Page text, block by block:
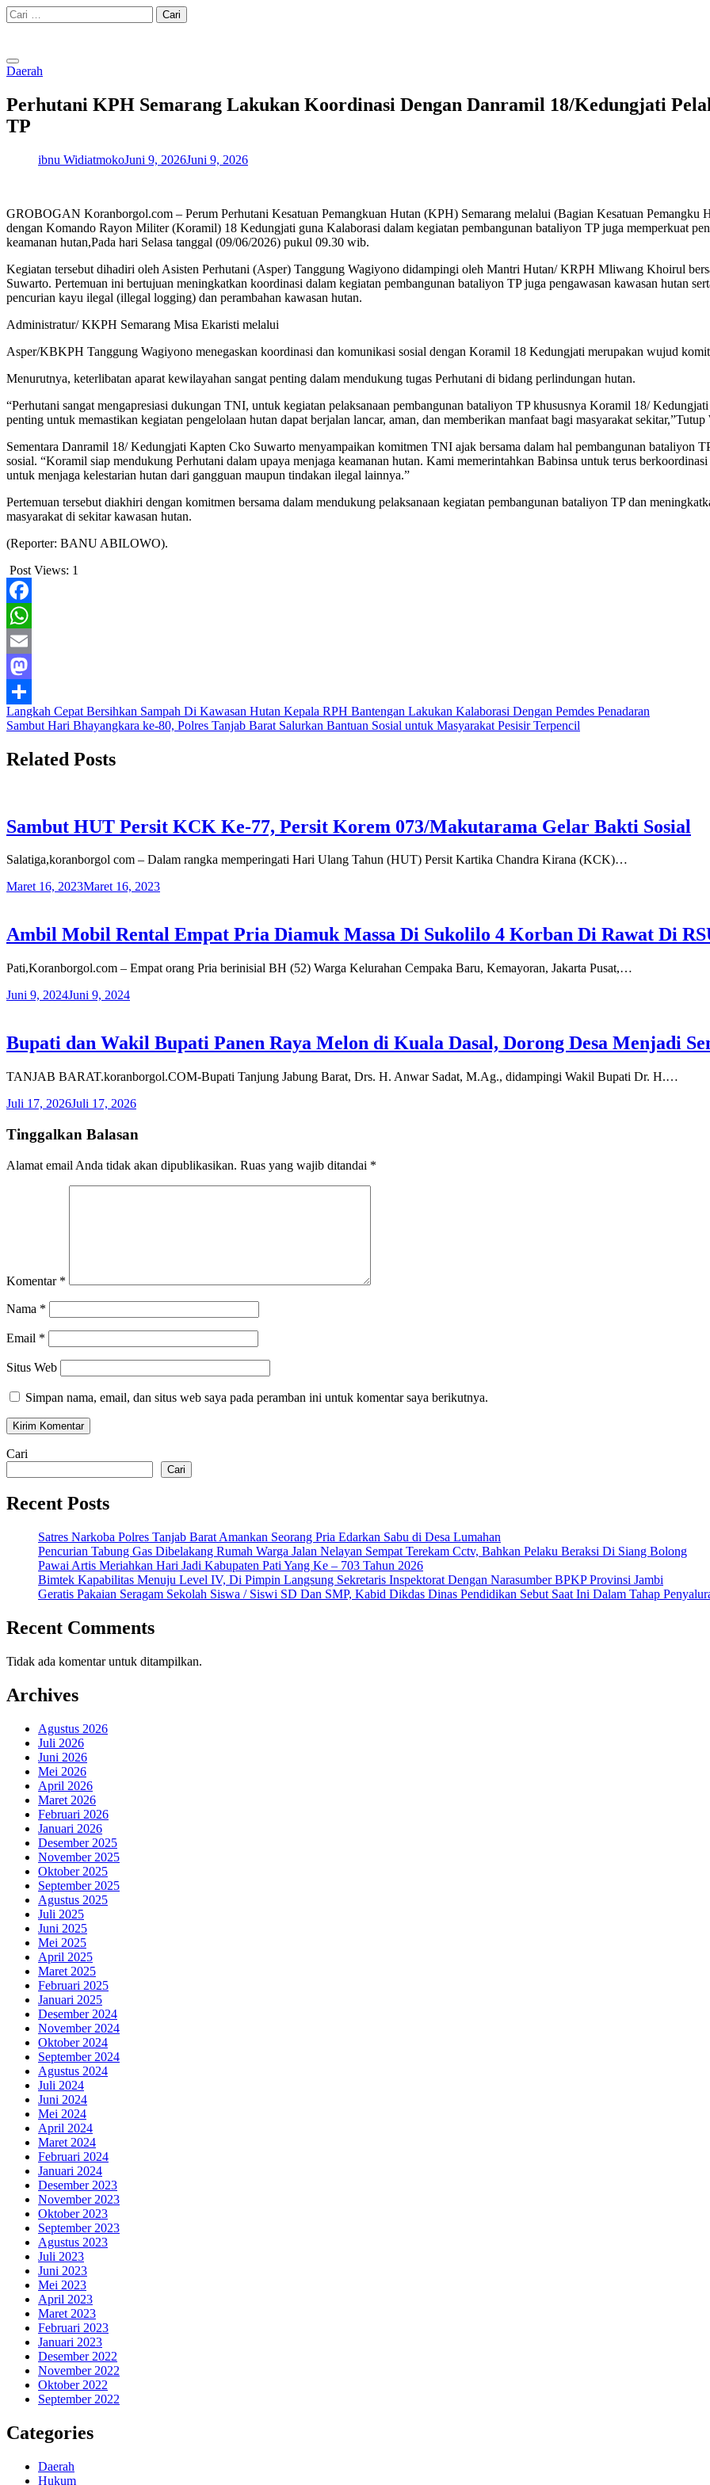
Skip
to
Cari
untuk:
Daerah
Perhutani KPH Semarang Lakukan Koordinasi Dengan Danramil 18/Kedungjati
TP
ibnu WidiatmokoJuni 9, 2026Juni 9, 2026
GROBOGAN Koranborgol.com – Perum Perhutani Kesatuan Pemangkuan Hutan (KPH) Semarang melalui (Bagian Kesatuan
dengan Komando Rayon Militer (Koramil) 18 Kedungjati guna Kalaborasi dalam kegiatan pembangunan bataliyon TP juga memperkuat
keamanan hutan,Pada hari Selasa tanggal (09/06/2026) pukul 09.30 wib.
Kegiatan tersebut dihadiri oleh Asisten Perhutani (Asper) Tanggung Wagiyono didampingi oleh Mantri Hutan/ KRPH Mliwang Khoirul
Suwarto. Pertemuan ini bertujuan meningkatkan koordinasi dalam kegiatan pembangunan bataliyon TP juga pengawasan kawasan hutan
pencurian kayu ilegal (illegal logging) dan perambahan kawasan hutan.
Administratur/ KKPH Semarang Misa Ekaristi melalui
Asper/KBKPH Tanggung Wagiyono menegaskan koordinasi dan komunikasi sosial dengan Koramil 18 Kedungjati merupakan wujud
Menurutnya, keterlibatan aparat kewilayahan sangat penting dalam mendukung tugas Perhutani di bidang perlindungan hutan.
“Perhutani sangat mengapresiasi dukungan TNI, untuk kegiatan pelaksanaan pembangunan bataliyon TP khususnya Koramil 18/
penting untuk memastikan kegiatan pengelolaan hutan dapat berjalan lancar, aman, dan memberikan manfaat bagi masyarakat
Sementara Danramil 18/ Kedungjati Kapten Cko Suwarto menyampaikan komitmen TNI ajak bersama dalam hal pembangunan bataliyon
sosial. “Koramil siap mendukung Perhutani dalam upaya menjaga keamanan hutan. Kami memerintahkan Babinsa untuk terus
untuk menjaga kelestarian hutan dari gangguan maupun tindakan ilegal lainnya.”
Pertemuan tersebut diakhiri dengan komitmen bersama dalam mendukung pelaksanaan kegiatan pembangunan bataliyon TP dan
masyarakat di sekitar kawasan hutan.
(Reporter: BANU ABILOWO).
Post Views: 1
Facebook
WhatsApp
Email
Mastodon
Share
Navigasi
pos
Langkah Cepat Bersihkan Sampah Di Kawasan Hutan Kepala RPH Bantengan Lakukan Kalaborasi Dengan Pemdes Penadaran
Sambut Hari Bhayangkara ke-80, Polres Tanjab Barat Salurkan Bantuan Sosial untuk Masyarakat Pesisir Terpencil
Related Posts
Sambut HUT Persit KCK Ke-77, Persit Korem 073/Makutarama Gelar Bakti Sosial
Salatiga,koranborgol com – Dalam rangka memperingati Hari Ulang Tahun (HUT) Persit Kartika Chandra Kirana (KCK)…
Maret 16, 2023Maret 16, 2023
Ambil Mobil Rental Empat Pria Diamuk Massa Di Sukolilo 4 Korban Di Rawat Di
Pati,Koranborgol.com – Empat orang Pria berinisial BH (52) Warga Kelurahan Cempaka Baru, Kemayoran, Jakarta Pusat,…
Juni 9, 2024Juni 9, 2024
Bupati dan Wakil Bupati Panen Raya Melon di Kuala Dasal, Dorong Desa Menjadi
TANJAB BARAT.koranborgol.COM-Bupati Tanjung Jabung Barat, Drs. H. Anwar Sadat, M.Ag., didampingi Wakil Bupati Dr. H.…
Juli 17, 2026Juli 17, 2026
Tinggalkan Balasan
Alamat email Anda tidak akan dipublikasikan. Ruas yang wajib ditandai *
Komentar *
Nama *
Email *
Situs Web
Simpan nama, email, dan situs web saya pada peramban ini untuk komentar saya berikutnya.
Cari
Cari
Recent Posts
Satres Narkoba Polres Tanjab Barat Amankan Seorang Pria Edarkan Sabu di Desa Lumahan
Pencurian Tabung Gas Dibelakang Rumah Warga Jalan Nelayan Sempat Terekam Cctv, Bahkan Pelaku Beraksi Di Siang Bolong
Pawai Artis Meriahkan Hari Jadi Kabupaten Pati Yang Ke – 703 Tahun 2026
Bimtek Kapabilitas Menuju Level IV, Di Pimpin Langsung Sekretaris Inspektorat Dengan Narasumber BPKP Provinsi Jambi
Geratis Pakaian Seragam Sekolah Siswa / Siswi SD Dan SMP, Kabid Dikdas Dinas Pendidikan Sebut Saat Ini Dalam Tahap
Recent Comments
Tidak ada komentar untuk ditampilkan.
Archives
Agustus 2026
Juli 2026
Juni 2026
Mei 2026
April 2026
Maret 2026
Februari 2026
Januari 2026
Desember 2025
November 2025
Oktober 2025
September 2025
Agustus 2025
Juli 2025
Juni 2025
Mei 2025
April 2025
Maret 2025
Februari 2025
Januari 2025
Desember 2024
November 2024
Oktober 2024
September 2024
Agustus 2024
Juli 2024
Juni 2024
Mei 2024
April 2024
Maret 2024
Februari 2024
Januari 2024
Desember 2023
November 2023
Oktober 2023
September 2023
Agustus 2023
Juli 2023
Juni 2023
Mei 2023
April 2023
Maret 2023
Februari 2023
Januari 2023
Desember 2022
November 2022
Oktober 2022
September 2022
Categories
Daerah
Hukum